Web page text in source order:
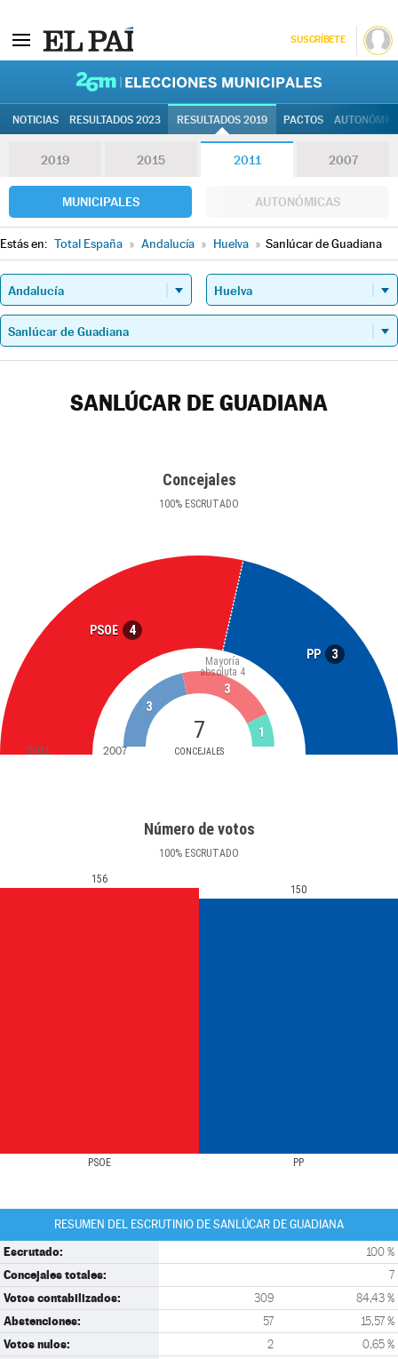
SUSCRÍBETE
NOTICIAS RESULTADOS 2023 RESULTADOS 2019 PACTOS
2019 2015 2011 2007
MUNICIPALES AUTONÓMICAS
Estás en: Total España » Andalucía » Huelva » Sanlúcar de Guadiana
SANLÚCAR DE GUADIANA
Concejales
100% ESCRUTADO
PSOE 4
PP 3
7
CONCEJALES
Mayoría
absoluta 4
3
3
1
2011 2007
Número de votos
100% ESCRUTADO
PSOE PP
156
150
RESUMEN DEL ESCRUTINIO DE SANLÚCAR DE GUADIANA
Escrutado: 100 %
Concejales totales: 7
Votos contabilizados: 309 84,43 %
Abstenciones: 57 15,57 %
Votos nulos: 2 0,65 %